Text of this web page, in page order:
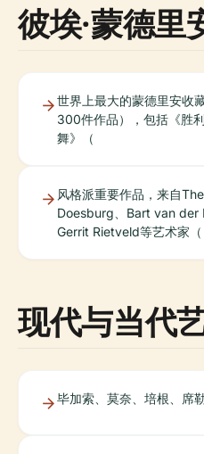
彼埃·蒙德里
世界上最大的蒙德里安收
300件作品），包括《胜
舞》（
风格派重要作品，来自
Doesburg、Bart van der
Gerrit Rietveld等艺术家（
现代与当代
毕加索、莫奈、培根、席